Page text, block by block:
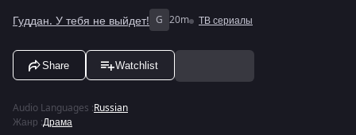
Гуддан. У тебя не выйдет! G 20m ТВ сериалы
Share Watchlist
Audio Languages :Russian
Жанр :Драма